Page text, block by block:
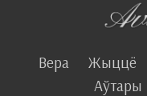
Вера Жыццё
Аўтары